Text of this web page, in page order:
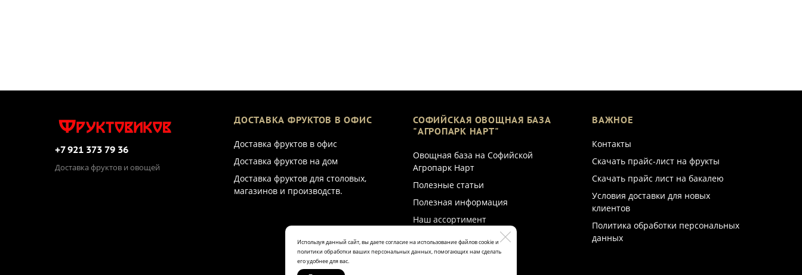
Используя данный сайт, вы даете согласие на использование файлов cookie и
политики обработки ваших персональных данных, помогающих нам сделать
его удобнее для вас.
+7 921 373 79 36
Доставка фруктов и овощей
ДОСТАВКА ФРУКТОВ В ОФИС
Доставка фруктов в офис
Доставка фруктов на дом
Доставка фруктов для столовых,
магазинов и производств.
СОФИЙСКАЯ ОВОЩНАЯ БАЗА
"АГРОПАРК НАРТ"
Овощная база на Софийской
Агропарк Нарт
Полезные статьи
Полезная информация
Наш ассортимент
ВАЖНОЕ
Контакты
Скачать прайс-лист на фрукты
Скачать прайс лист на бакалею
Условия доставки для новых
клиентов
Политика обработки персональных
данных